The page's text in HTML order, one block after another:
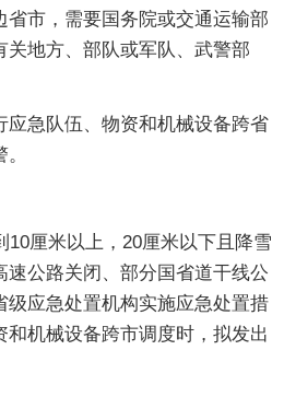
省市，需要国务院或交通运输部
关地方、部队或军队、武警部
应急队伍、物资和机械设备跨省
10厘米以上，20厘米以下且降雪
速公路关闭、部分国省道干线公
级应急处置机构实施应急处置措
机械设备跨市调度时，拟发出